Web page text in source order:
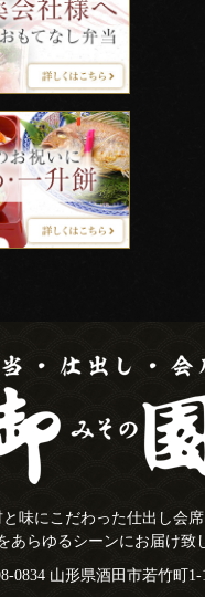
味にこだわった仕出し会席
あらゆるシーンにお届け致
0834 山形県酒田市若竹町1-